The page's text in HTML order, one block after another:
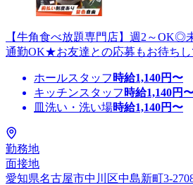
【牛角食べ放題専門店】週2～OK◎
通勤OK★お友達との応募もお待ちし
ホールスタッフ 時給1,140円〜
キッチンスタッフ 時給1,140円
皿洗い・洗い場時給1,140円〜
勤務地
面接地
愛知県名古屋市中川区中島新町3-